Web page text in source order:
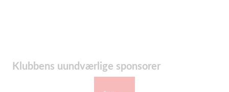
Klubbens uundværlige sponsorer